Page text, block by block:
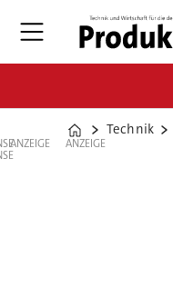
Home
Technik
ANZEIGE ANZEIGE